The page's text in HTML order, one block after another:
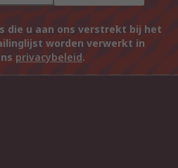
die u aan ons verstrekt bij het
worden verwerkt in
privacybeleid.